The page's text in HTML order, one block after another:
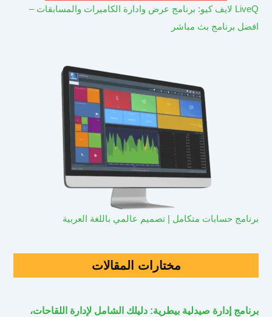
LiveQ لايف كيو: برنامج عرض وادارة الكاميرات والمسابقات –
افضل برنامج بث مباشر
برنامج حسابات متكامل | تصميم عالمي باللغة العربية
مختارات المقالات
برنامج إدارة صيدلية بيطرية: دليلك الشامل لإدارة اللقاحات،